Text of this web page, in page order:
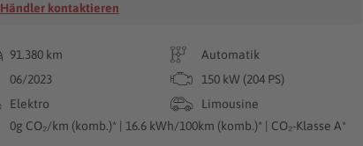
Händler kontaktieren
91.380 km
Automatik
06/2023
150 kW (204 PS)
Elektro
Limousine
0g CO₂/km (komb.)* | 16.6 kWh/100km (komb.)* | CO₂-Klasse A*